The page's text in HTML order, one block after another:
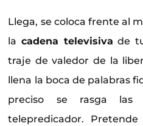
Llega, se coloca frente al
lacadena televisiva de
traje de valedor de la
llena la boca de palabras
preciso se rasga las
telepredicador.